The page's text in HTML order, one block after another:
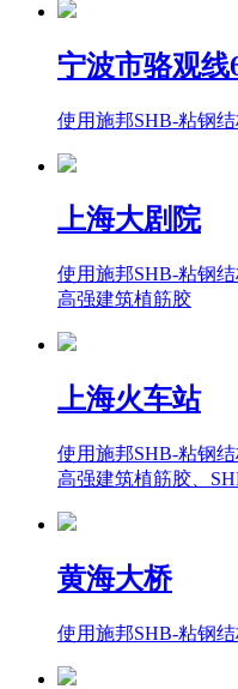
宁波市骆观线
使用施邦SHB-粘钢
上海大剧院
使用施邦SHB-粘钢
高强建筑植筋胶
上海火车站
使用施邦SHB-粘钢
高强建筑植筋胶、
黄海大桥
使用施邦SHB-粘钢